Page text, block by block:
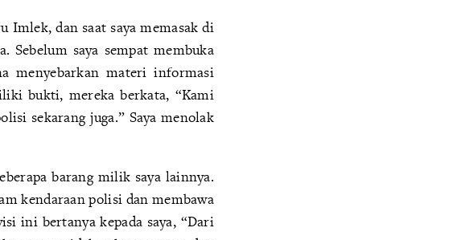
Imlek, dan saat saya memasak di
Sebelum saya sempat membuka
menyebarkan materi informasi
bukti, mereka berkata, “Kami
sekarang juga.” Saya menolak
barang milik saya lainnya.
kendaraan polisi dan membawa
ini bertanya kepada saya, “Dari